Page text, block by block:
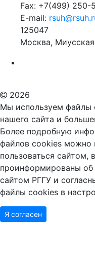
Fax: +7(499) 250-
E-mail:
125047
Москва,
2026
Мы используем файлы
нашего сайта и
Более подробную
файлов cookies можно
пользоваться сайтом,
проинформированы об
сайтом РГГУ и
файлы cookies в
Я согласен